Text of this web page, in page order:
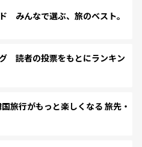
みんなで選ぶ、旅のベスト。
読者の投票をもとにランキン
旅行がもっと楽しくなる 旅先・